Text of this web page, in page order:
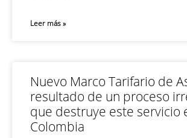
Leer más »
Nuevo Marco Tarifario de
resultado de un proceso
que destruye este servicio
Colombia